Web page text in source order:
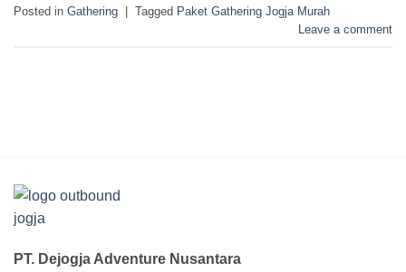
Posted in Gathering Tagged Paket Gathering Jogja Murah
Leave a comment
PT. Dejogja Adventure Nusantara